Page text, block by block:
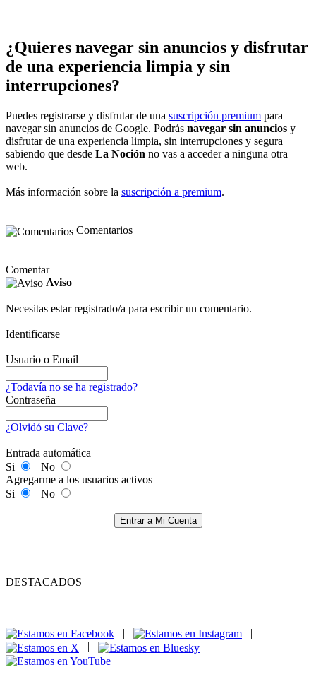
¿Quieres navegar sin anuncios y disfrutar
de una experiencia limpia y sin
interrupciones?
Puedes registrarse y disfrutar de una suscripción premium para
navegar sin anuncios de Google. Podrás navegar sin anuncios y
disfrutar de una experiencia limpia, sin interrupciones y segura
sabiendo que desde La Noción no vas a acceder a ninguna otra
web.
Más información sobre la suscripción a premium.
Comentarios
Comentar
Aviso
Necesitas estar registrado/a para escribir un comentario.
Identificarse
Usuario o Email
¿Todavía no se ha registrado?
Contraseña
¿Olvidó su Clave?
Entrada automática
Si
No
Agregarme a los usuarios activos
Si
No
Entrar a Mi Cuenta
DESTACADOS
|
|
|
|